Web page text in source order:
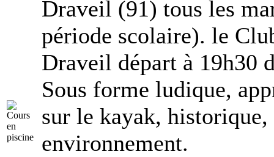
Draveil (91) tous les
période scolaire). le
Draveil départ à 19h30
Sous forme ludique,
sur le kayak,
environnement.